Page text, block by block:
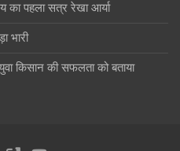
का पहला सत्र रेखा आर्या
भारी
किसान की सफलता को बताया